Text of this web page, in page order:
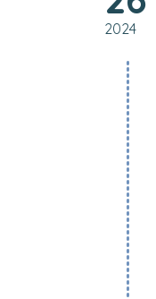
2024